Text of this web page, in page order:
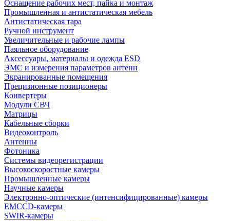
Оснащение рабочих мест, пайка и монтаж
Промышленная и антистатическая мебель
Антистатическая тара
Ручной инструмент
Увеличительные и рабочие лампы
Паяльное оборудование
Аксессуары, материалы и одежда ESD
ЭМС и измерения параметров антенн
Экранированные помещения
Прецизионные позиционеры
Конвертеры
Модули СВЧ
Матрицы
Кабельные сборки
Видеоконтроль
Антенны
Фотоника
Cистемы видеорегистрации
Высокоскоростные камеры
Промышленные камеры
Научные камеры
Электронно-оптические (интенсифицированные) камеры
EMCCD-камеры
SWIR-камеры